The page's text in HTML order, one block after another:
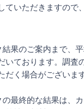
ていただきますので
果のご案内まで、
いております。調査
だく場合がございま
最終的な結果は、